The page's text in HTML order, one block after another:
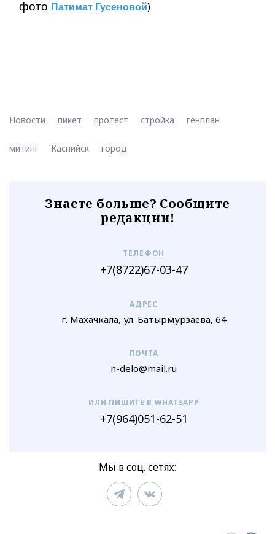
фото Патимат Гусеновой)
Новости пикет протест стройка генплан
митинг Каспийск город
Знаете больше? Сообщите
редакции!
ТЕЛЕФОН
+7(8722)67-03-47
АДРЕС
г. Махачкала, ул. Батырмурзаева, 64
ПОЧТА
n-delo@mail.ru
ИЛИ ПИШИТЕ В WHATSAPP
+7(964)051-62-51
Мы в соц. сетях: